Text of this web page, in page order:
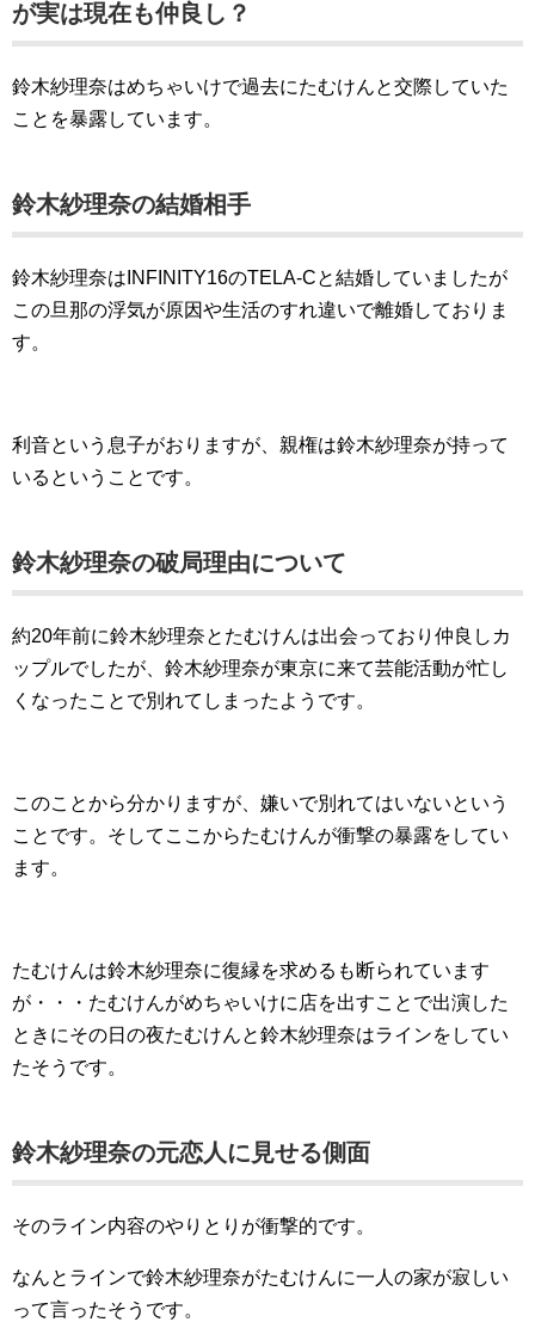
が実は現在も仲良し？
鈴木紗理奈はめちゃいけで過去にたむけんと交際していた
ことを暴露しています。
鈴木紗理奈の結婚相手
鈴木紗理奈はINFINITY16のTELA-Cと結婚していましたが
この旦那の浮気が原因や生活のすれ違いで離婚しておりま
す。
利音という息子がおりますが、親権は鈴木紗理奈が持って
いるということです。
鈴木紗理奈の破局理由について
約20年前に鈴木紗理奈とたむけんは出会っており仲良しカ
ップルでしたが、鈴木紗理奈が東京に来て芸能活動が忙し
くなったことで別れてしまったようです。
このことから分かりますが、嫌いで別れてはいないという
ことです。そしてここからたむけんが衝撃の暴露をしてい
ます。
たむけんは鈴木紗理奈に復縁を求めるも断られています
が・・・たむけんがめちゃいけに店を出すことで出演した
ときにその日の夜たむけんと鈴木紗理奈はラインをしてい
たそうです。
鈴木紗理奈の元恋人に見せる側面
そのライン内容のやりとりが衝撃的です。
なんとラインで鈴木紗理奈がたむけんに一人の家が寂しい
って言ったそうです。